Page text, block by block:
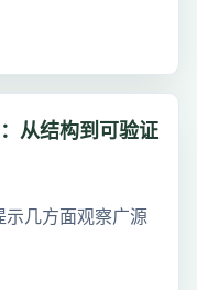
从结构到可验证
示几方面观察广源